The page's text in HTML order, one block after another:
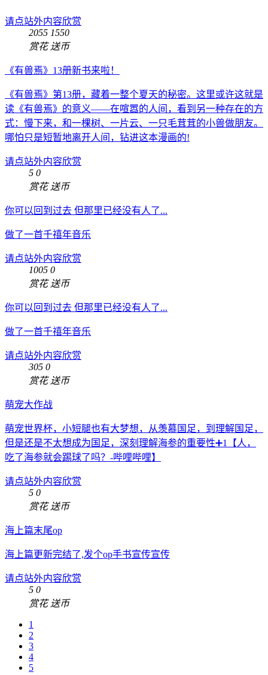
请点站外内容欣赏
2055 1550
赏花 送币
《有兽焉》13册新书来啦！
《有兽焉》第13册，藏着一整个夏天的秘密。这里或许这就是
读《有兽焉》的意义——在喧嚣的人间，看到另一种存在的方
式：慢下来，和一棵树、一片云、一只毛茸茸的小兽做朋友。
哪怕只是短暂地离开人间，钻进这本漫画的!
请点站外内容欣赏
5 0
赏花 送币
你可以回到过去 但那里已经没有人了...
做了一首千禧年音乐
请点站外内容欣赏
1005 0
赏花 送币
你可以回到过去 但那里已经没有人了...
做了一首千禧年音乐
请点站外内容欣赏
305 0
赏花 送币
萌宠大作战
萌宠世界杯，小短腿也有大梦想，从羡慕国足，到理解国足，
但是还是不太想成为国足，深刻理解海参的重要性➕1【人，
吃了海参就会踢球了吗？-哔哩哔哩】
请点站外内容欣赏
5 0
赏花 送币
海上篇末尾op
海上篇更新完结了,发个op手书宣传宣传
请点站外内容欣赏
5 0
赏花 送币
1
2
3
4
5